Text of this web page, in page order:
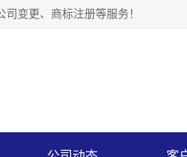
变更、商标注册等服务！